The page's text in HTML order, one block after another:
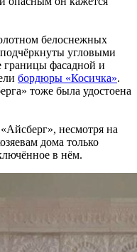
белоснежных
угловыми
границы фасадной и
бордюры «Косичка».
тоже была удостоена
несмотря на
дома только
в нём.